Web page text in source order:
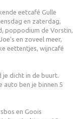
eetcafé Gulle
en zaterdag,
poppodium de Vorstin,
en zoveel meer,
eettentjes, wijncafé
je dicht in de buurt.
auto ben je binnen 5
en Goois